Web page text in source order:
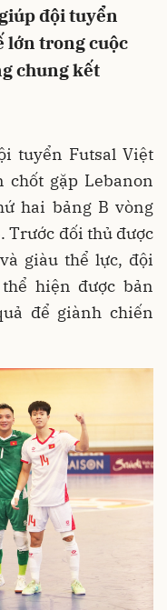
đội tuyển
lớn trong cuộc
chung kết
tuyển Futsal Việt
chốt gặp Lebanon
hai bảng B vòng
Trước đối thủ được
giàu thể lực, đội
hiện được bản
để giành chiến